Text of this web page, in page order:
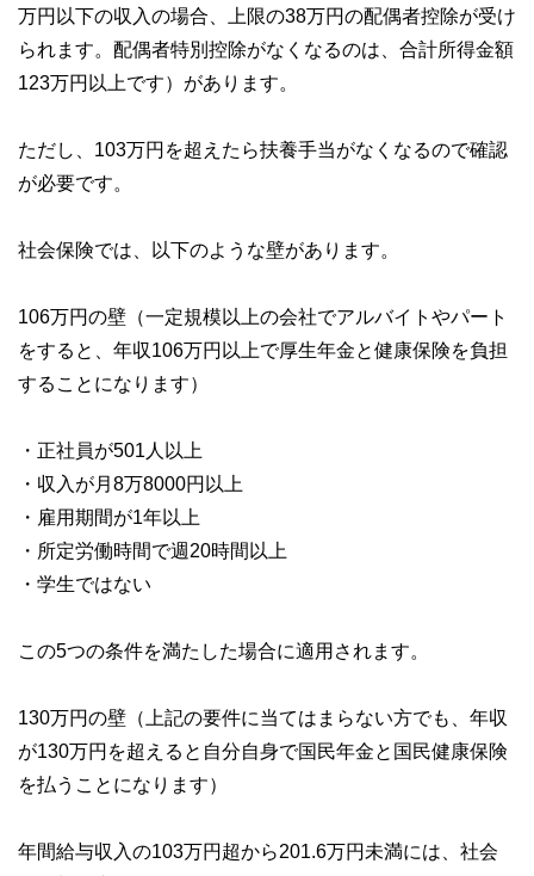
万円以下の収入の場合、上限の38万円の配偶者控除が受け
られます。配偶者特別控除がなくなるのは、合計所得金額
123万円以上です）があります。
ただし、103万円を超えたら扶養手当がなくなるので確認
が必要です。
社会保険では、以下のような壁があります。
106万円の壁（一定規模以上の会社でアルバイトやパート
をすると、年収106万円以上で厚生年金と健康保険を負担
することになります）
・正社員が501人以上
・収入が月8万8000円以上
・雇用期間が1年以上
・所定労働時間で週20時間以上
・学生ではない
この5つの条件を満たした場合に適用されます。
130万円の壁（上記の要件に当てはまらない方でも、年収
が130万円を超えると自分自身で国民年金と国民健康保険
を払うことになります）
年間給与収入の103万円超から201.6万円未満には、社会